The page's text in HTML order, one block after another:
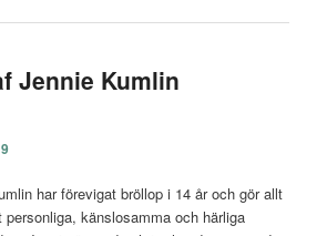
Jennie Kumlin
har förevigat bröllop i 14 år och gör allt
känslosamma och härliga